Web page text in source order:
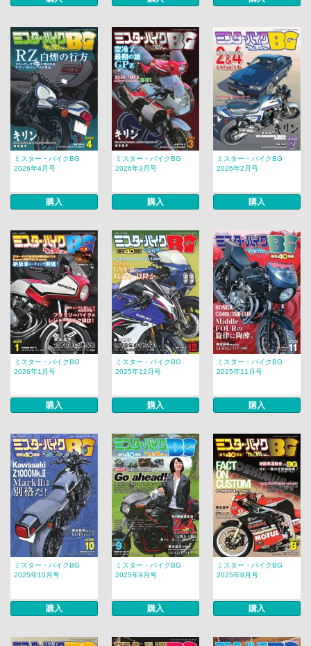
ミスター・バイクBG
2026年4月号
購入
ミスター・バイクBG
2026年3月号
購入
ミスター・バイクBG
2026年2月号
購入
ミスター・バイクBG
2026年1月号
購入
ミスター・バイクBG
2025年12月号
購入
ミスター・バイクBG
2025年11月号
購入
ミスター・バイクBG
2025年10月号
購入
ミスター・バイクBG
2025年9月号
購入
ミスター・バイクBG
2025年8月号
購入